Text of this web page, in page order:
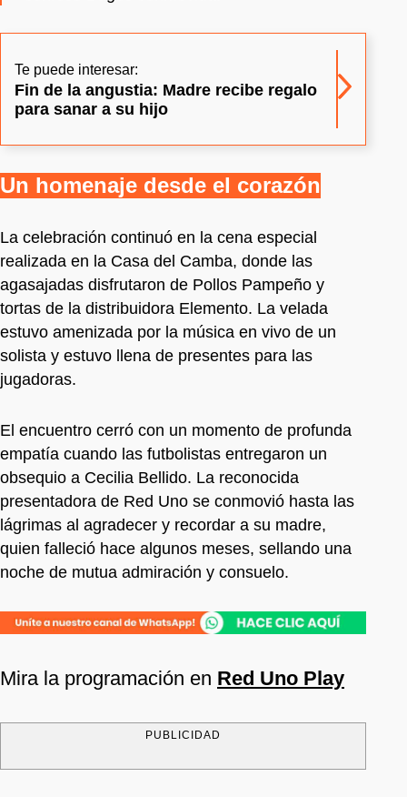
Te puede interesar:
Fin de la angustia: Madre recibe regalo
para sanar a su hijo
Un homenaje desde el corazón
La celebración continuó en la cena especial
realizada en la Casa del Camba, donde las
agasajadas disfrutaron de Pollos Pampeño y
tortas de la distribuidora Elemento. La velada
estuvo amenizada por la música en vivo de un
solista y estuvo llena de presentes para las
jugadoras.
El encuentro cerró con un momento de profunda
empatía cuando las futbolistas entregaron un
obsequio a Cecilia Bellido. La reconocida
presentadora de Red Uno se conmovió hasta las
lágrimas al agradecer y recordar a su madre,
quien falleció hace algunos meses, sellando una
noche de mutua admiración y consuelo.
Mira la programación en Red Uno Play
PUBLICIDAD